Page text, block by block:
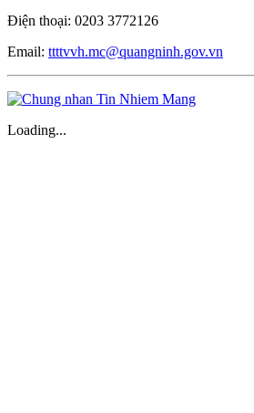
Điện thoại: 0203 3772126
Email: ttttvvh.mc@quangninh.gov.vn
Loading...